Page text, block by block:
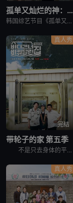
孤单又灿烂的神：鬼怪十周年特辑
韩国综艺节目《孤单又灿烂的神：鬼怪十周年特辑》又名：鬼怪十周年特别篇,鬼怪十周年之旅(台),도깨비 10주년，讲述了：为纪念开播十周年，剧中主演睽违多年再度聚首，展开特別旅行，重访经典场景、回顾难忘台
真人秀
完结
带轮子的家 第五季
不是只去身体的平凡旅行， &nbsp; &nbsp; &nbsp; &nbsp; &nbsp; &nbsp; &nbsp; &nbsp; &nbsp; &nbsp; &nbsp; &nbsp; &
真人秀